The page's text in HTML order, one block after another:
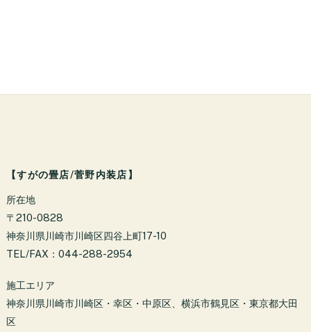
【すがの畳店/菅野内装店】
所在地
〒210-0828
神奈川県川崎市川崎区四谷上町17-10
TEL/FAX：044-288-2954
施工エリア
神奈川県川崎市川崎区・幸区・中原区、横浜市鶴見区・東京都大田
区